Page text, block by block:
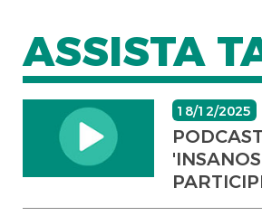
ASSISTA
18/12/2025